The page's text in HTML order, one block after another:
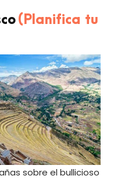
(Planifica tu
sobre el bullicioso